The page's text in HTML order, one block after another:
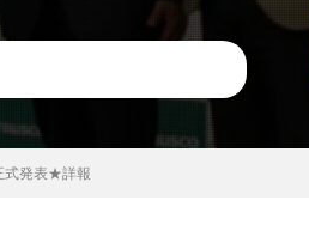
式発表★詳報